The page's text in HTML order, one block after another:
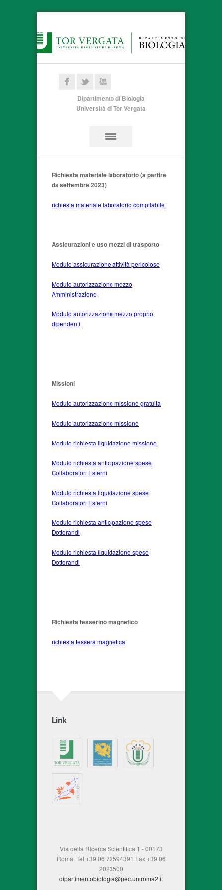
Dipartimento di Biologia
Università di Tor Vergata
Richiesta materiale laboratorio(a partire
da settembre 2023)
richiesta materiale laboratorio compilabile
Assicurazioni e uso mezzi di trasporto
Modulo assicurazione attività pericolose
Modulo autorizzazione mezzo
Amministrazione
Modulo autorizzazione mezzo proprio
dipendenti
Missioni
Modulo autorizzazione missione gratuita
Modulo autorizzazione missione
Modulo richiesta liquidazione missione
Modulo richiesta anticipazione spese
Collaboratori Esterni
Modulo richiesta liquidazione spese
Collaboratori Esterni
Modulo richiesta anticipazione spese
Dottorandi
Modulo richiesta liquidazione spese
Dottorandi
Richiesta tesserino magnetico
richiesta tessera magnetica
Link
Via della Ricerca Scientifica 1 - 00173
Roma, Tel +39 06 72594391 Fax +39 06
2023500
dipartimentobiologia@pec.uniroma2.it